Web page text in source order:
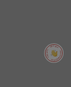
ПОМОЩЬ ПОМОЩЬ ПОМОЩЬ ПОМОЩЬ